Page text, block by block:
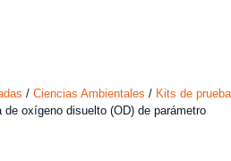
/ Ciencias Ambientales / Kits de prueba
oxígeno disuelto (OD) de parámetro